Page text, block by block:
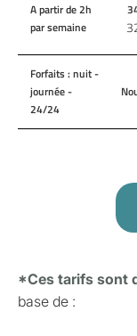
A partir de 2h
par semaine
Forfaits : nuit -
journée -
24/24
*Ces tarifs sont
base de :